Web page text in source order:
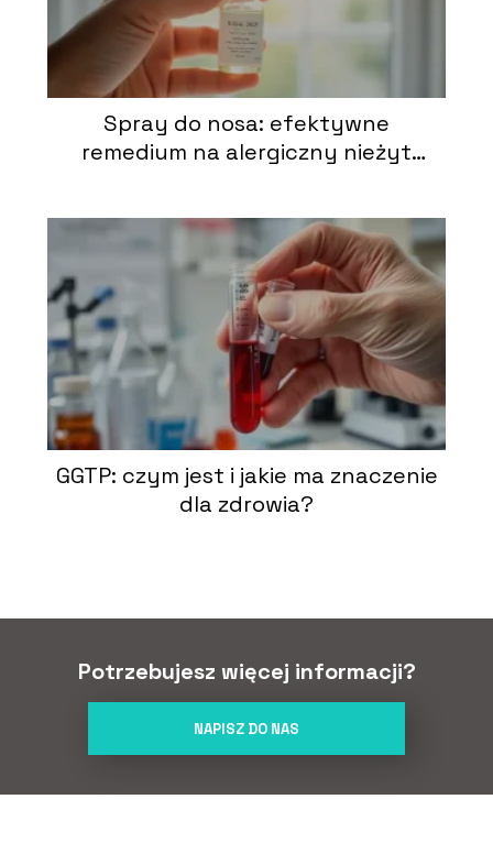
Spray do nosa: efektywne
remedium na alergiczny nieżyt
GGTP: czym jest i jakie ma znaczenie
dla zdrowia?
Potrzebujesz więcej informacji?
NAPISZ DO NAS